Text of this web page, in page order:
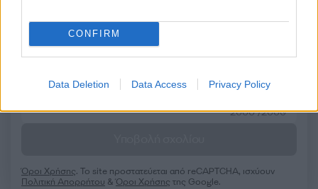
CONFIRM
Data Deletion Data Access Privacy Policy
2000 /2000
Όροι Χρήσης. Το site προστατεύεται από reCAPTCHA, ισχύουν
Πολιτική Απορρήτου &Όροι Χρήσης της Google.